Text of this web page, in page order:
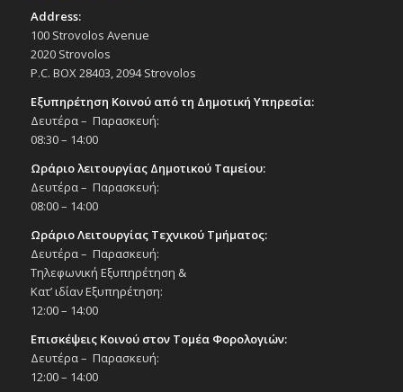
Address:
100 Strovolos Avenue
2020 Strovolos
P.C. BOX 28403, 2094 Strovolos
Εξυπηρέτηση Κοινού από τη Δημοτική Υπηρεσία:
Δευτέρα – Παρασκευή:
08:30 – 14:00
Ωράριο λειτουργίας Δημοτικού Ταμείου:
Δευτέρα – Παρασκευή:
08:00 – 14:00
Ωράριο Λειτουργίας Τεχνικού Τμήματος:
Δευτέρα – Παρασκευή:
Τηλεφωνική Εξυπηρέτηση &
Κατ’ ιδίαν Εξυπηρέτηση:
12:00 – 14:00
Επισκέψεις Κοινού στον Τομέα Φορολογιών:
Δευτέρα – Παρασκευή:
12:00 – 14:00